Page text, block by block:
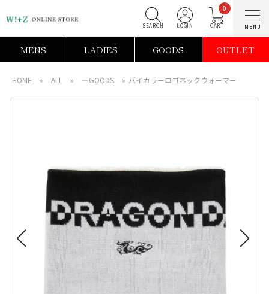
0
MENS LADIES GOODS OUTLET
HOME » ALL » ―GOODS » バイカラーロゴネックウォーマー